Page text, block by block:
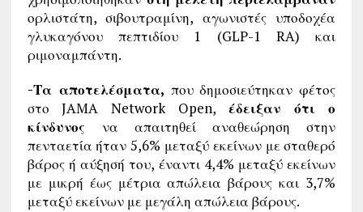
ορλιστάτη, σιβουτραμίνη, αγωνιστές υποδοχέα
γλυκαγόνου πεπτιδίου 1 (GLP-1 RA) και
ριμοναμπάντη.
-Τα αποτελέσματα, που δημοσιεύτηκαν φέτος
στο JAMA Network Open, έδειξαν ότι ο
κίνδυνος να απαιτηθεί αναθεώρηση στην
πενταετία ήταν 5,6% μεταξύ εκείνων με σταθερό
βάρος ή αύξησή του, έναντι 4,4% μεταξύ εκείνων
με μικρή έως μέτρια απώλεια βάρους και 3,7%
μεταξύ εκείνων με μεγάλη απώλεια βάρους.